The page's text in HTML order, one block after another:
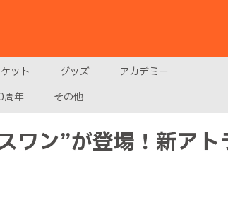
ット グッズ
アカデミー
周年 その他
ワン”が登場！新アト